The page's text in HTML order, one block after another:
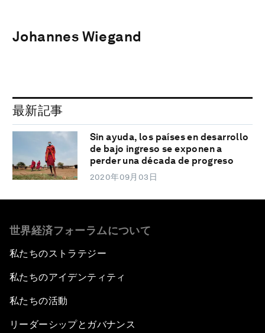
Johannes Wiegand
最新記事
Sin ayuda, los países en desarrollo
de bajo ingreso se exponen a
perder una década de progreso
2020年09月03日
世界経済フォーラムについて
私たちのストラテジー
私たちのアイデンティティ
私たちの活動
リーダーシップとガバナンス